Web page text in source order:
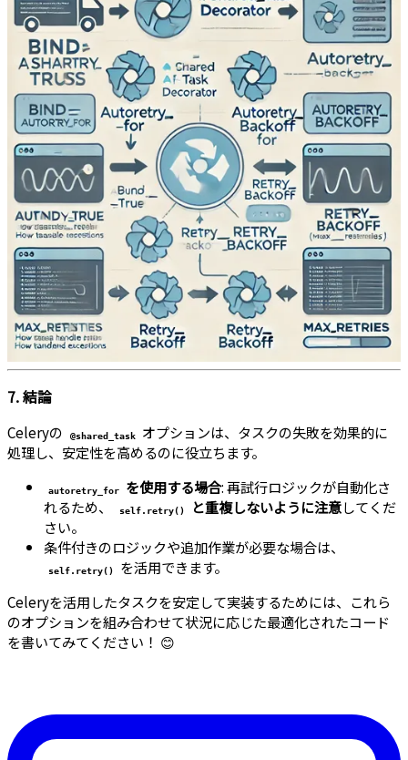
7. 結論
Celeryの @shared_task
オプションは、タスクの失敗を効果的に
処理し、安定性を高めるのに役立ちます。
autoretry_for を使用する場合: 再試行ロジックが自動化さ
れるため、
self.retry() と重複しないように注意してくだ
さい。
条件付きのロジックや追加作業が必要な場合は、
self.retry()
を活用できます。
Celeryを活用したタスクを安定して実装するためには、これら
のオプションを組み合わせて状況に応じた最適化されたコード
を書いてみてください！ 😊